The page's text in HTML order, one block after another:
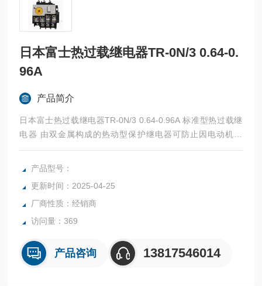
日本富士热过载继电器TR-0N/3 0.64-0.
96A
产品简介
日本富士热过载继电器TR-0N/3 0.64-0.96A 标准型热过载继
电器 由双金属构成的热动型保护继电器可防止因电动机过
载、堵转引起的烧损。采用了1NO +1NC高可靠性接触的独立
辅助触头，NO、NC两触头可同时在不同电压下工作。
产品型号：
更新时间：2025-04-25
厂商性质：经销商
访问量：369
产品咨询 13817546014